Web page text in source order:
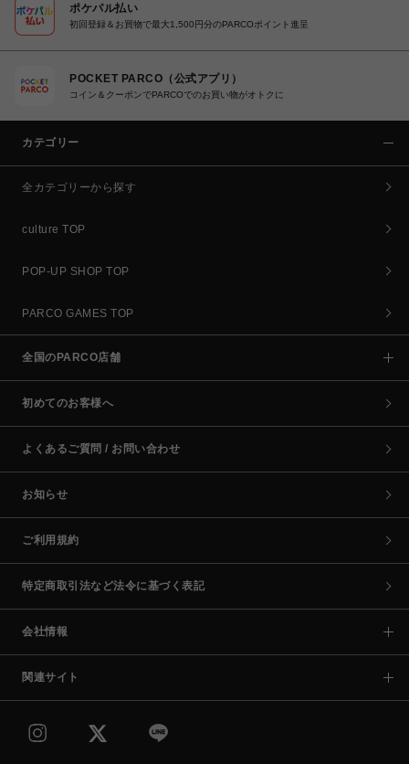
ポケパル払い
初回登録＆お買物で最大1,500円分のPARCOポイント進呈
POCKET PARCO（公式アプリ）
コイン＆クーポンでPARCOでのお買い物がオトクに
カテゴリー
全カテゴリーから探す
culture TOP
POP-UP SHOP TOP
PARCO GAMES TOP
全国のPARCO店舗
初めてのお客様へ
よくあるご質問 / お問い合わせ
お知らせ
ご利用規約
特定商取引法など法令に基づく表記
会社情報
関連サイト